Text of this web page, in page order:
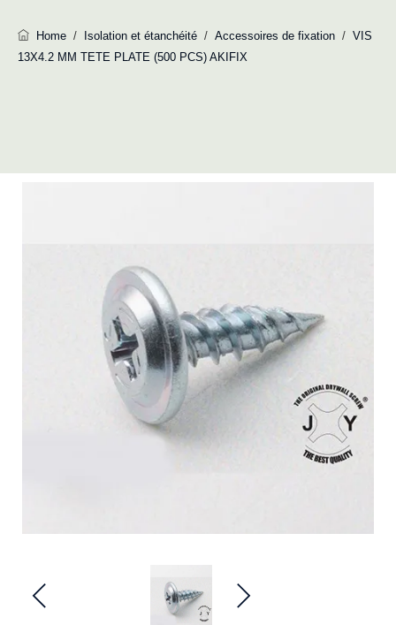
Home / Isolation et étanchéité / Accessoires de fixation / VIS
13X4.2 MM TETE PLATE (500 PCS) AKIFIX